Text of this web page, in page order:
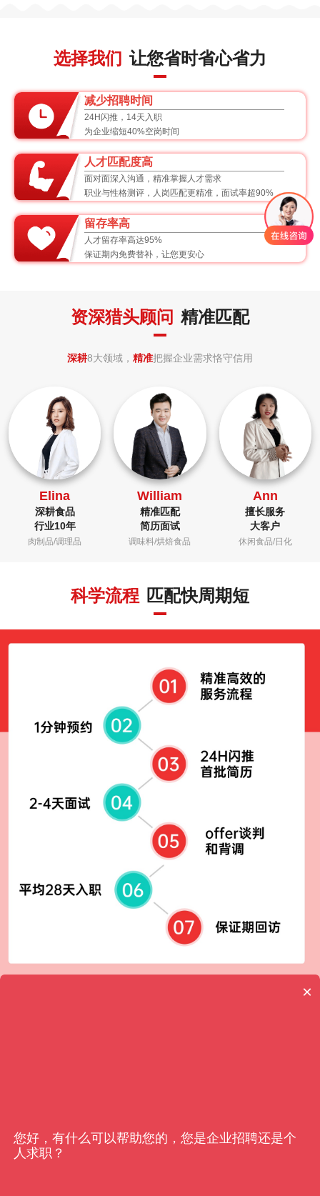
选择我们 让您省时省心省力
减少招聘时间
24H闪推，14天入职
为企业缩短40%空岗时间
人才匹配度高
面对面深入沟通，精准掌握人才需求
职业与性格测评，人岗匹配更精准，面试率超90%
留存率高
人才留存率高达95%
保证期内免费替补，让您更安心
资深猎头顾问 精准匹配
深耕8大领域， 精准把握企业需求恪守信用
Elina
深耕食品
行业10年
肉制品/调理品
William
精准匹配
简历面试
调味料/烘焙食品
Ann
擅长服务
大客户
休闲食品/日化
科学流程 匹配快周期短
×
您好，有什么可以帮助您的，您是企业招聘还是个
人求职？